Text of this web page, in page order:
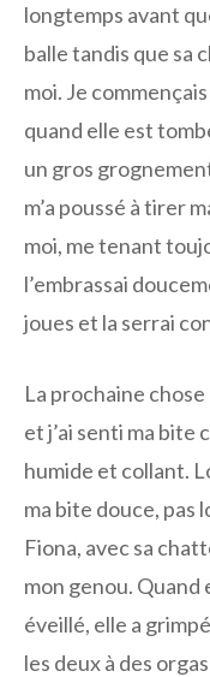
longtemps avant
balle tandis que sa
moi. Je
quand elle est
un gros
m’a poussé à tirer
moi, me tenant
l’embrassai
joues et la serrai
La prochaine
et j’ai senti ma bite
humide et collant.
ma bite douce, pas
Fiona, avec sa
mon genou. Quand
éveillé, elle a
les deux à des